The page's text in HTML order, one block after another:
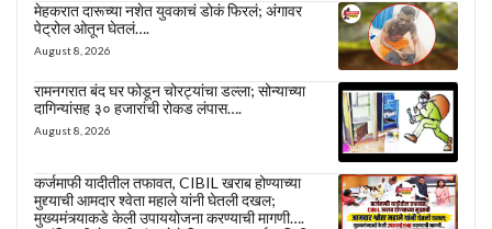
मेहकरात दारूच्या नशेत युवकाचं डोकं फिरलं; अंगावर
पेट्रोल ओतून घेतलं….
August 8, 2026
रामनगरात बंद घर फोडून चोरट्यांचा डल्ला; सोन्याच्या
दागिन्यांसह ३० हजारांची रोकड लंपास….
August 8, 2026
कर्जमाफी यादीतील तफावत, CIBIL खराब होण्याच्या
मुद्द्याची आमदार श्वेता महाले यांनी घेतली दखल;
मुख्यमंत्र्याकडे केली उपाययोजना करण्याची मागणी….